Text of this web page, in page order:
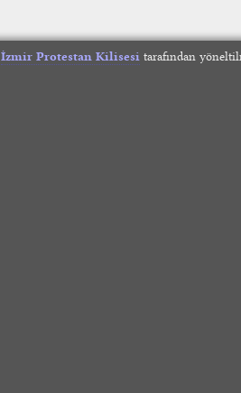
İzmir Protestan Kilisesitarafından